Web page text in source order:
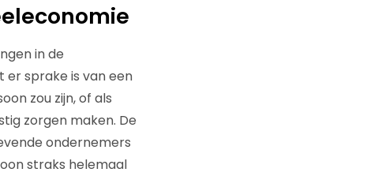
in de
er sprake is van een
zou zijn, of als
zorgen maken. De
ondernemers
straks helemaal